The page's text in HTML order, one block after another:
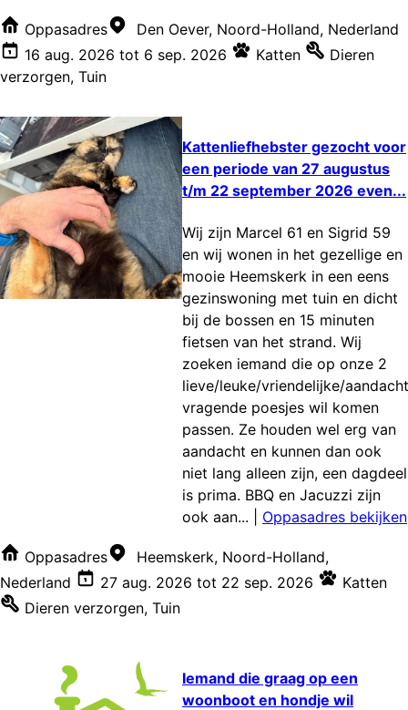
Oppasadres
Den Oever, Noord-Holland, Nederland
16 aug. 2026 tot 6 sep. 2026 Katten
Dieren
verzorgen, Tuin
Kattenliefhebster gezocht voor
een periode van 27 augustus
t/m 22 september 2026 even...
Wij zijn Marcel 61 en Sigrid 59
en wij wonen in het gezellige en
mooie Heemskerk in een eens
gezinswoning met tuin en dicht
bij de bossen en 15 minuten
fietsen van het strand. Wij
zoeken iemand die op onze 2
lieve/leuke/vriendelijke/aandacht
vragende poesjes wil komen
passen. Ze houden wel erg van
aandacht en kunnen dan ook
niet lang alleen zijn, een dagdeel
is prima. BBQ en Jacuzzi zijn
ook aan...
Oppasadres bekijken
Oppasadres
Heemskerk, Noord-Holland,
Nederland
27 aug. 2026 tot 22 sep. 2026
Katten
Dieren verzorgen, Tuin
Iemand die graag op een
woonboot en hondje wil